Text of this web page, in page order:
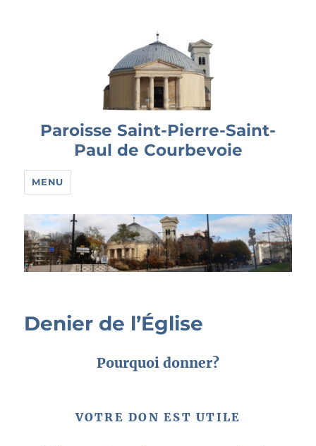
Paroisse Saint-Pierre-Saint-
Paul de Courbevoie
MENU
Denier de l’Église
Pourquoi donner?
VOTRE DON EST UTILE